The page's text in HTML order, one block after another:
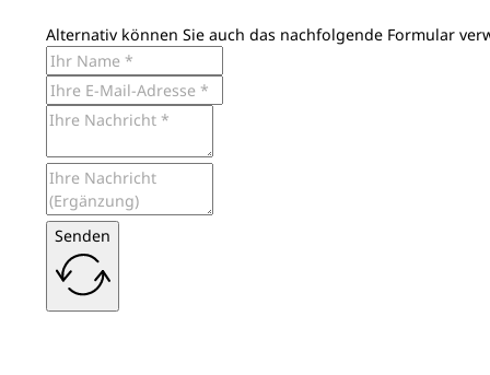
Alternativ können Sie auch das nachfolgende Formular
Senden